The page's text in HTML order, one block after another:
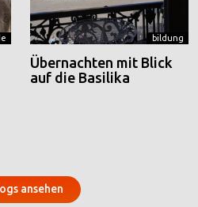
bildung
Übernachten mit Blick
auf die Basilika
ansehen